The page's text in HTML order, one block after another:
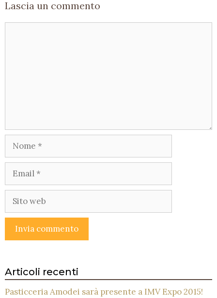
Lascia un commento
web
Articoli recenti
Pasticceria Amodei sarà presente a IMV Expo 2015!